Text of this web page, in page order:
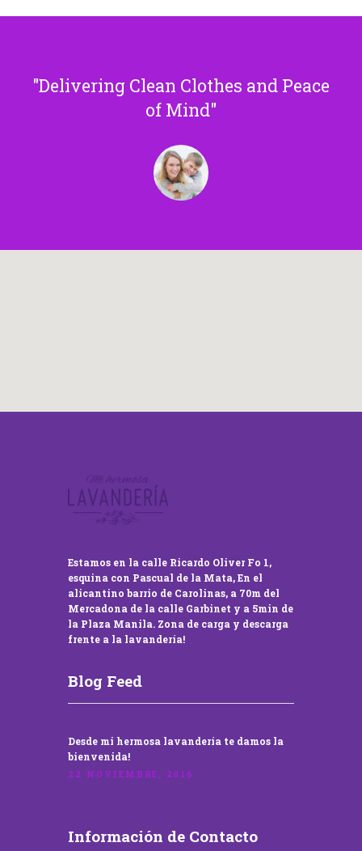
Delivering Clean Clothes and Peace
of Mind
Estamos en la calle Ricardo Oliver Fo 1,
esquina con Pascual de la Mata, En el
alicantino barrio de Carolinas, a 70m del
Mercadona de la calle Garbinet y a 5min de
la Plaza Manila. Zona de carga y descarga
frente a la lavandería!
Blog Feed
Desde mi hermosa lavandería te damos la
bienvenida!
22 NOVIEMBRE, 2016
Información de Contacto